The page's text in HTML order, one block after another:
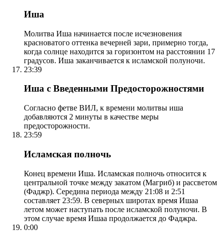
Иша
Молитва Иша начинается после исчезновения
красноватого оттенка вечерней зари, примерно тогда,
когда солнце находится за горизонтом на расстоянии 17
градусов. Иша заканчивается к исламской полуночи.
23:39
Иша с Введенными Предосторожностями
Согласно фетве ВИЛ, к времени молитвы иша
добавляются 2 минуты в качестве меры
предосторожности.
23:59
Исламская полночь
Конец времени Иша. Исламская полночь относится к
центральной точке между закатом (Магриб) и рассветом
(Фаджр). Середина периода между 21:08 и 2:51
составляет 23:59. В северных широтах время Ишаа
летом может наступать после исламской полуночи. В
этом случае время Ишаа продолжается до Фаджра.
0:00